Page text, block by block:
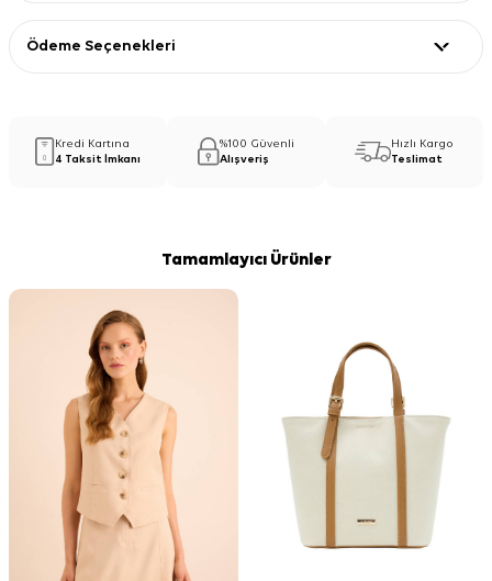
Ödeme Seçenekleri
Kredi Kartına
4 Taksit İmkanı
%100 Güvenli
Alışveriş
Hızlı Kargo
Teslimat
Tamamlayıcı Ürünler